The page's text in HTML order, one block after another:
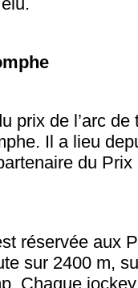
prix de l’arc
Il a lieu
du Prix
réservée aux
sur 2400 m,
Chaque